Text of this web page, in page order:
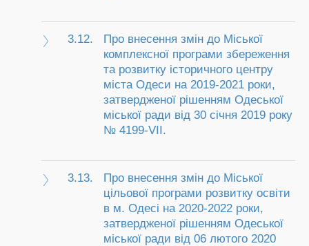
3.12.
Про внесення змін до Міської
комплексної програми збереження
та розвитку історичного центру
міста Одеси на 2019-2021 роки,
затвердженої рішенням Одеської
міської ради від 30 січня 2019 року
№ 4199-VII.
3.13.
Про внесення змін до Міської
цільової програми розвитку освіти
в м. Одесі на 2020-2022 роки,
затвердженої рішенням Одеської
міської ради від 06 лютого 2020